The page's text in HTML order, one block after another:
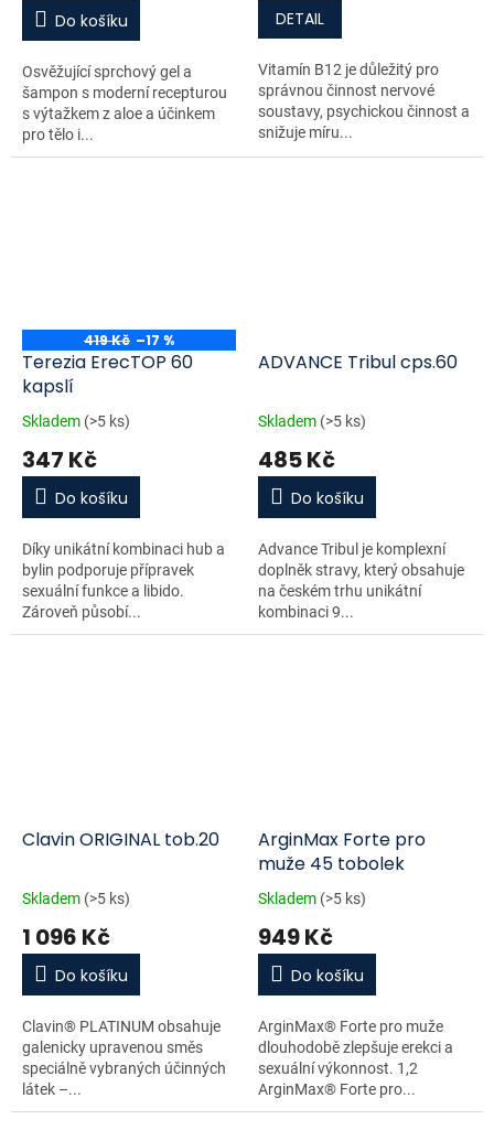
Do košíku
Osvěžující sprchový gel a
šampon s moderní recepturou
s výtažkem z aloe a účinkem
pro tělo i...
DETAIL
Vitamín B12 je důležitý pro
správnou činnost nervové
soustavy, psychickou činnost a
snižuje míru...
419 Kč –17 %
Terezia ErecTOP 60
kapslí
Skladem (>5 ks)
347 Kč
Do košíku
Díky unikátní kombinaci hub a
bylin podporuje přípravek
sexuální funkce a libido.
Zároveň působí...
ADVANCE Tribul cps.60
Skladem (>5 ks)
485 Kč
Do košíku
Advance Tribul je komplexní
doplněk stravy, který obsahuje
na českém trhu unikátní
kombinaci 9...
Clavin ORIGINAL tob.20
Skladem (>5 ks)
1 096 Kč
Do košíku
Clavin® PLATINUM obsahuje
galenicky upravenou směs
speciálně vybraných účinných
látek –...
ArginMax Forte pro
muže 45 tobolek
Skladem (>5 ks)
949 Kč
Do košíku
ArginMax® Forte pro muže
dlouhodobě zlepšuje erekci a
sexuální výkonnost. 1,2
ArginMax® Forte pro...